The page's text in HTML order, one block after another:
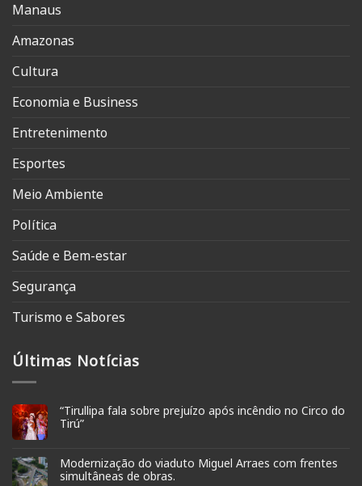
Manaus
Amazonas
Cultura
Economia e Business
Entretenimento
Esportes
Meio Ambiente
Política
Saúde e Bem-estar
Segurança
Turismo e Sabores
Últimas Notícias
“Tirullipa fala sobre prejuízo após incêndio no Circo do
Tirú”
Modernização do viaduto Miguel Arraes com frentes
simultâneas de obras.